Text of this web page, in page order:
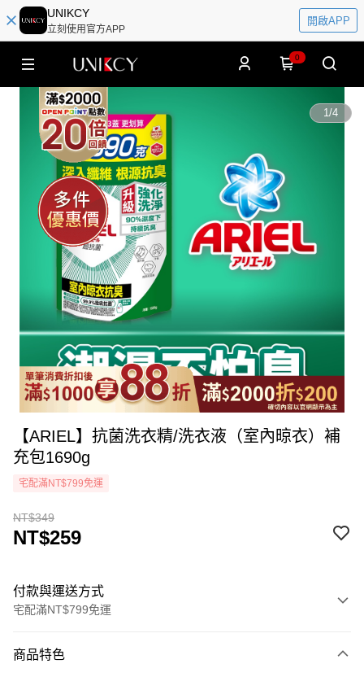
UNIKCY
立刻使用官方APP
開啟APP
0
1/4
【ARIEL】抗菌洗衣精/洗衣液（室內晾衣）補
充包1690g
宅配滿NT$799免運
NT$349
NT$259
付款與運送方式
宅配滿NT$799免運
icash Pay
商品特色